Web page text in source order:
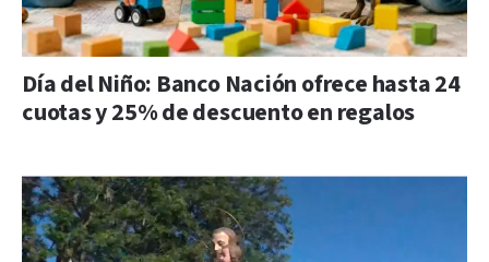
Día del Niño: Banco Nación ofrece hasta 24
cuotas y 25% de descuento en regalos